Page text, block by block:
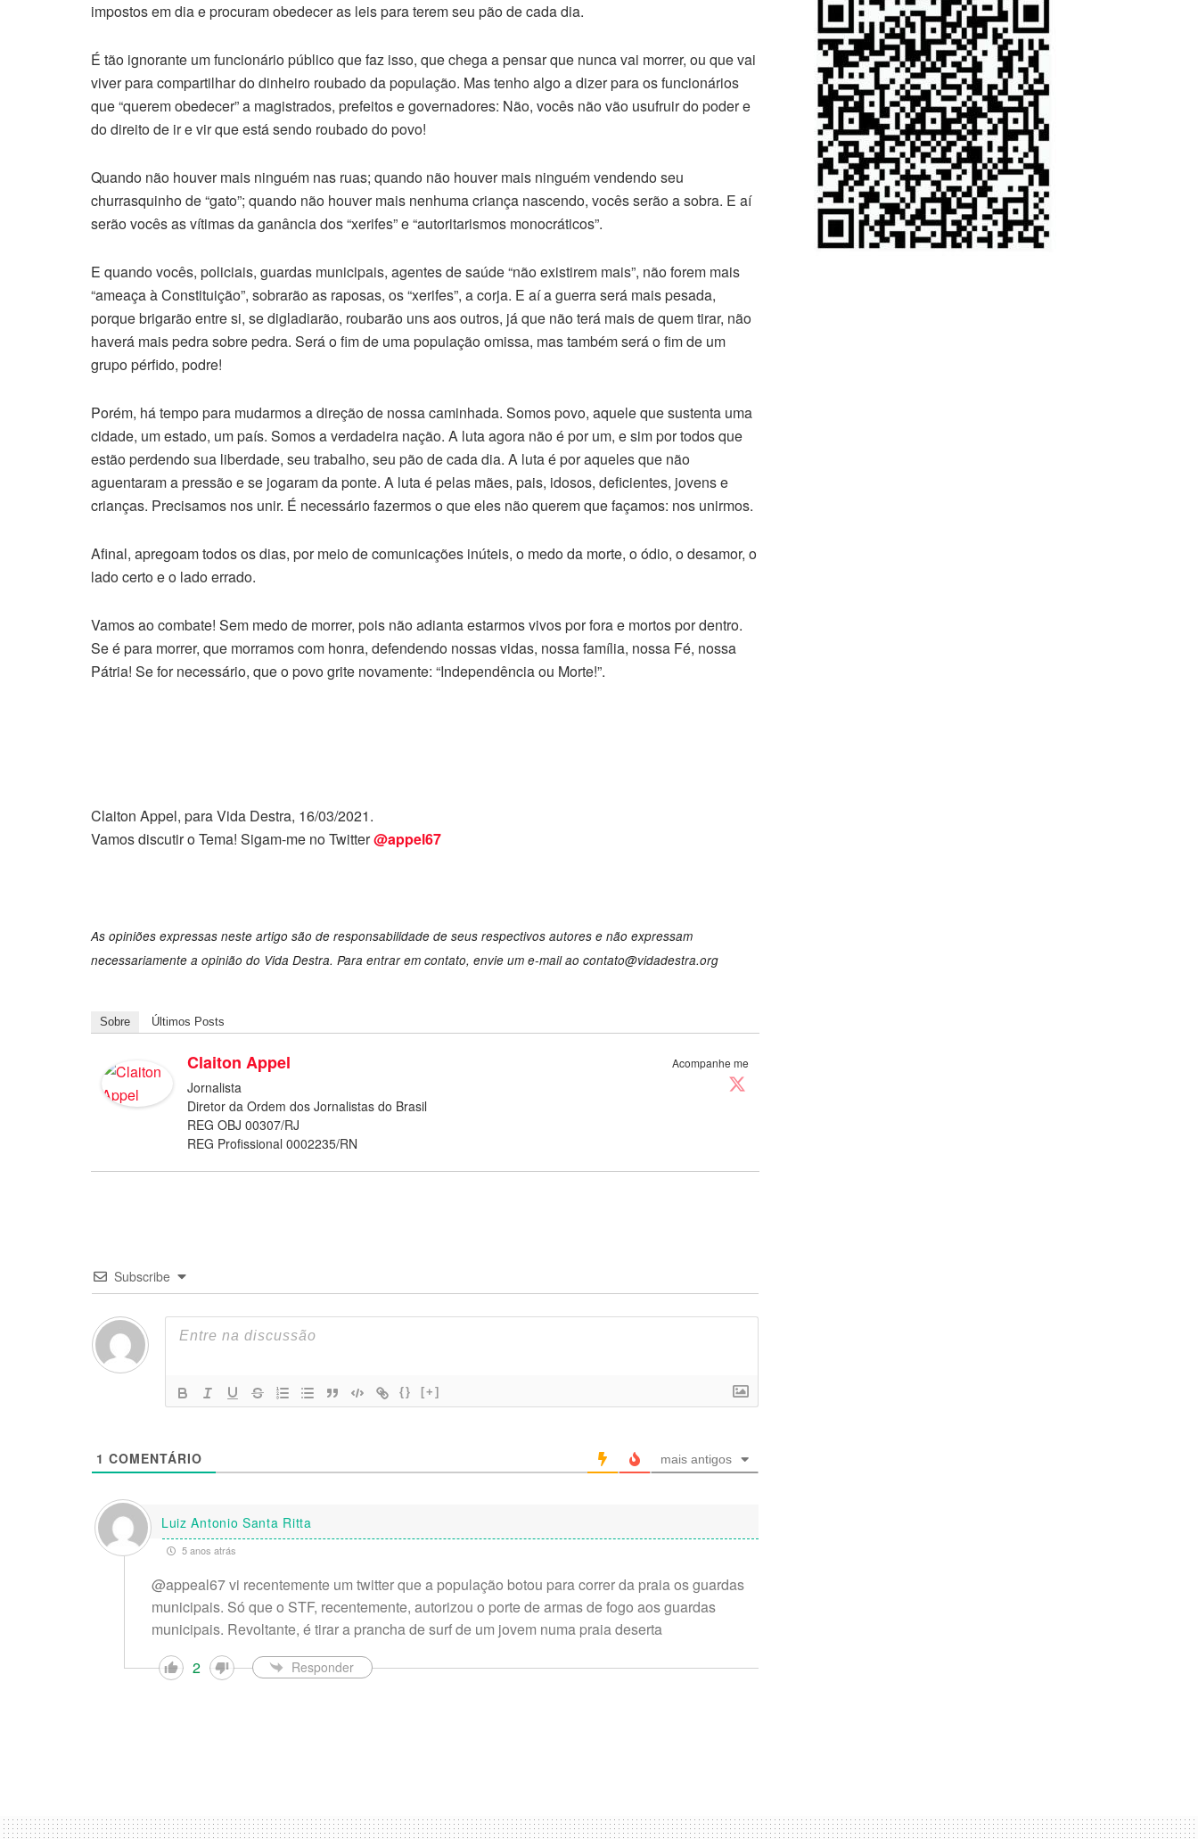
impostos em dia e procuram obedecer as leis para terem seu pão de cada dia.
É tão ignorante um funcionário público que faz isso, que chega a pensar que nunca vai morrer, ou que vai
viver para compartilhar do dinheiro roubado da população. Mas tenho algo a dizer para os funcionários
que “querem obedecer” a magistrados, prefeitos e governadores: Não, vocês não vão usufruir do poder e
do direito de ir e vir que está sendo roubado do povo!
Quando não houver mais ninguém nas ruas; quando não houver mais ninguém vendendo seu
churrasquinho de “gato”; quando não houver mais nenhuma criança nascendo, vocês serão a sobra. E aí
serão vocês as vítimas da ganância dos “xerifes” e “autoritarismos monocráticos”.
E quando vocês, policiais, guardas municipais, agentes de saúde “não existirem mais”, não forem mais
“ameaça à Constituição”, sobrarão as raposas, os “xerifes”, a corja. E aí a guerra será mais pesada,
porque brigarão entre si, se digladiarão, roubarão uns aos outros, já que não terá mais de quem tirar, não
haverá mais pedra sobre pedra. Será o fim de uma população omissa, mas também será o fim de um
grupo pérfido, podre!
Porém, há tempo para mudarmos a direção de nossa caminhada. Somos povo, aquele que sustenta uma
cidade, um estado, um país. Somos a verdadeira nação. A luta agora não é por um, e sim por todos que
estão perdendo sua liberdade, seu trabalho, seu pão de cada dia. A luta é por aqueles que não
aguentaram a pressão e se jogaram da ponte. A luta é pelas mães, pais, idosos, deficientes, jovens e
crianças. Precisamos nos unir. É necessário fazermos o que eles não querem que façamos: nos unirmos.
Afinal, apregoam todos os dias, por meio de comunicações inúteis, o medo da morte, o ódio, o desamor, o
lado certo e o lado errado.
Vamos ao combate! Sem medo de morrer, pois não adianta estarmos vivos por fora e mortos por dentro.
Se é para morrer, que morramos com honra, defendendo nossas vidas, nossa família, nossa Fé, nossa
Pátria! Se for necessário, que o povo grite novamente: “Independência ou Morte!”.
Claiton Appel, para Vida Destra, 16/03/2021.
Vamos discutir o Tema! Sigam-me no Twitter@appel67
As opiniões expressas neste artigo são de responsabilidade de seus respectivos autores e não expressam
necessariamente a opinião do Vida Destra. Para entrar em contato, envie um e-mail ao contato@vidadestra.org
Sobre Últimos Posts
Acompanhe me
Claiton Appel
Jornalista
Diretor da Ordem dos Jornalistas do Brasil
REG OBJ 00307/RJ
REG Profissional 0002235/RN
Subscribe
{} [+]
1 COMENTÁRIO mais antigos
Luiz Antonio Santa Ritta
5 anos atrás
@appeal67 vi recentemente um twitter que a população botou para correr da praia os guardas
municipais. Só que o STF, recentemente, autorizou o porte de armas de fogo aos guardas
municipais. Revoltante, é tirar a prancha de surf de um jovem numa praia deserta
2
Responder